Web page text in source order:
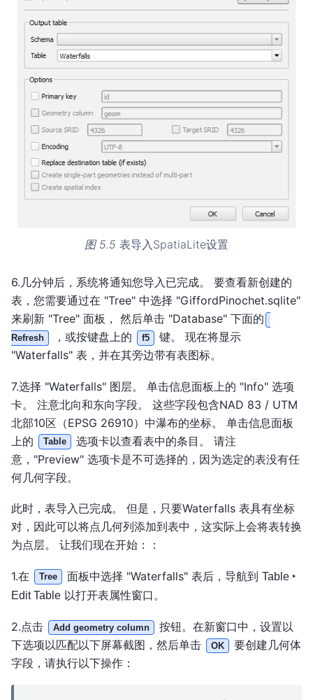
图 5.5 表导入SpatiaLite设置
6.几分钟后，系统将通知您导入已完成。 要查看新创建的
表，您需要通过在 "Tree" 中选择 "GiffordPinochet.sqlite"
来刷新 "Tree" 面板， 然后单击 "Database" 下面的
Refresh ，或按键盘上的 f5
键。 现在将显示
"Waterfalls" 表，并在其旁边带有表图标。
7.选择 "Waterfalls" 图层。 单击信息面板上的 "Info" 选项
卡。 注意北向和东向字段。 这些字段包含NAD 83 / UTM
北部10区（EPSG 26910）中瀑布的坐标。 单击信息面板
上的
Table
选项卡以查看表中的条目。 请注
意，"Preview" 选项卡是不可选择的，因为选定的表没有任
何几何字段。
此时，表导入已完成。 但是，只要Waterfalls 表具有坐标
对，因此可以将点几何列添加到表中，这实际上会将表转换
为点层。 让我们现在开始：：
1.在 Tree 面板中选择 "Waterfalls" 表后，导航到 Table ‣
Edit Table 以打开表属性窗口。
2.点击 Add geometry column
按钮。在新窗口中，设置以
下选项以匹配以下屏幕截图，然后单击
OK
要创建几何体
字段，请执行以下操作：